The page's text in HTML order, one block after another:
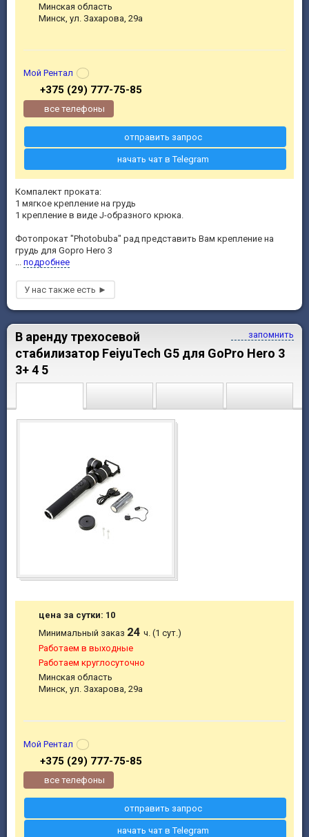
Компалект проката:
1 мягкое крепление на грудь
1 крепление в виде J-образного крюка.
Фотопрокат "Photobuba" рад представить Вам крепление на
грудь для Gopro Hero 3
подробнее
Минская область
Минск, ул. Захарова, 29а
Мой Рентал
+375 (29) 777-75-85
все телефоны
отправить запрос
начать чат в Telegram
запомнить
В аренду трехосевой
стабилизатор FeiyuTech G5 для GoPro Hero 3
3+ 4 5
цена за сутки: 10
Минимальный заказ 24ч. (1 сут.)
Работаем в выходные
Работаем круглосуточно
Минская область
Минск, ул. Захарова, 29а
Мой Рентал
+375 (29) 777-75-85
все телефоны
отправить запрос
начать чат в Telegram